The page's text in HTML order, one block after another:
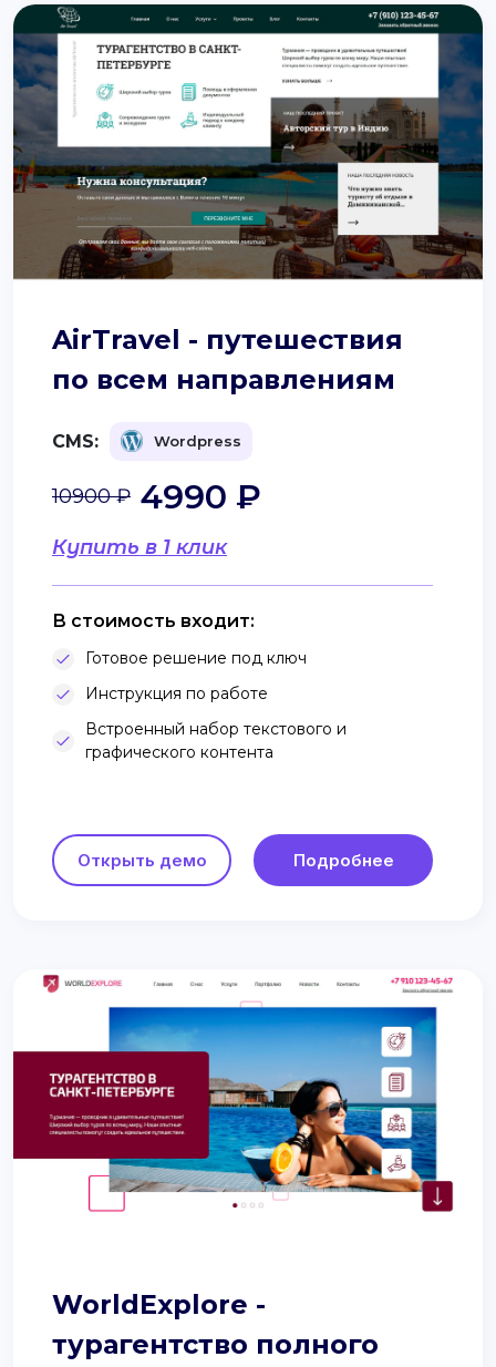
AirTravel - путешествия
по всем направлениям
CMS: Wordpress
Купить в 1 клик
10900 ₽ 4990 ₽
В стоимость входит:
Готовое решение под ключ
Инструкция по работе
Встроенный набор текстового и
графического контента
Открыть демо Подробнее
WorldExplore -
турагентство полного